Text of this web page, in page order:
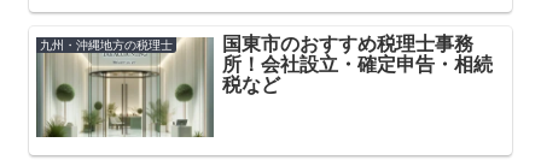
九州・沖縄地方の税理士
国東市のおすすめ税理士事務
所！会社設立・確定申告・相続
税など